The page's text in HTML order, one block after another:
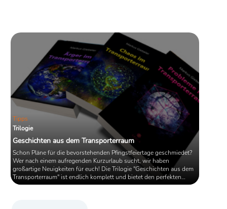
Gibney, einer beliebten Figur aus
früheren Werken, knüpft King an
seinen aktuellen Erfolg an und
präsentiert gleichzeitig frische
Elemente, die sowohl langjährige Fans
als auch Neuleser ...
Tipps
Trilogie
Geschichten aus dem Transporterraum
Schon Pläne für die bevorstehenden Pfingstfeiertage geschmiedet?
Wer nach einem aufregenden Kurzurlaub sucht, wir haben
großartige Neuigkeiten für euch! Die Trilogie "Geschichten aus dem
Transporterraum" ist endlich komplett und bietet den perfekten
Lesestoff für spannende und unterhaltsame Stunden.